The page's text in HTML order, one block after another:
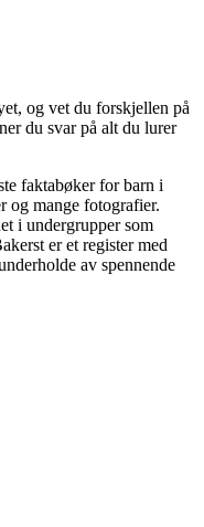
og vet du forskjellen på
du svar på alt du lurer
faktabøker for barn i
og mange fotografier.
i undergrupper som
er et register med
av spennende